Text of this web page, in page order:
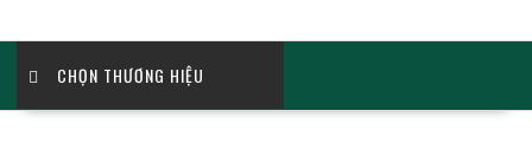
CHỌN THƯƠNG HIỆU